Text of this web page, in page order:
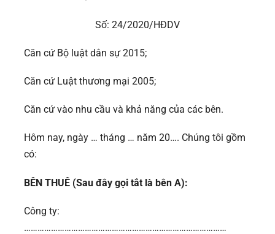
Số: 24/2020/HĐDV
Căn cứ Bộ luật dân sự 2015;
Căn cứ Luật thương mại 2005;
Căn cứ vào nhu cầu và khả năng của các bên.
Hôm nay, ngày … tháng … năm 20…. Chúng tôi gồm
có:
BÊN THUÊ (Sau đây gọi tắt là bên A):
Công ty:
………………………………………………………………………………